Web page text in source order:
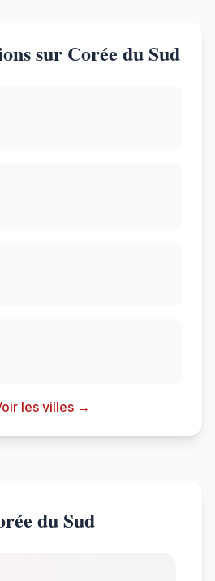
sur Corée du Sud
les villes →
du Sud